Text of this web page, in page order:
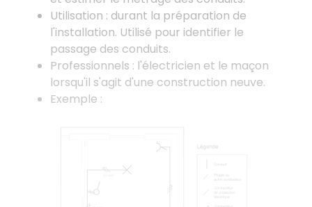
Utilisation : durant la préparation de
l'installation. Utilisé pour identifier le
passage des conduits.
Professionnels : l'électricien et le maçon
lorsqu'il s'agit d'une construction neuve.
Exemple :